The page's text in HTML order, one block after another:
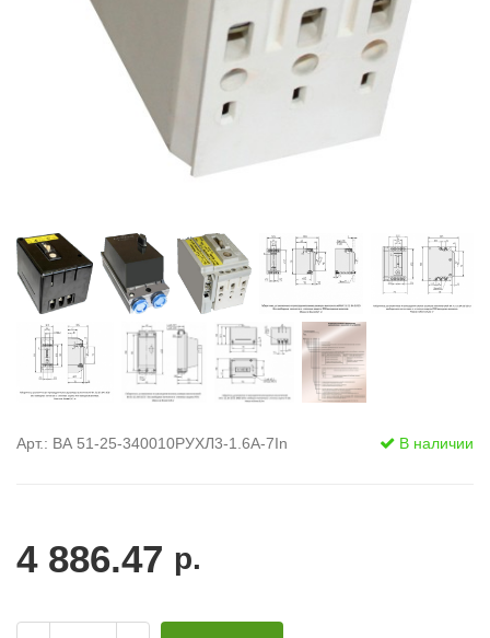
РЗА (шторы)
Штендеры
Щиты
диэлектрические
Арт.: ВА 51-25-340010РУХЛ3-1.6А-7In В наличии
4 886.47 р.